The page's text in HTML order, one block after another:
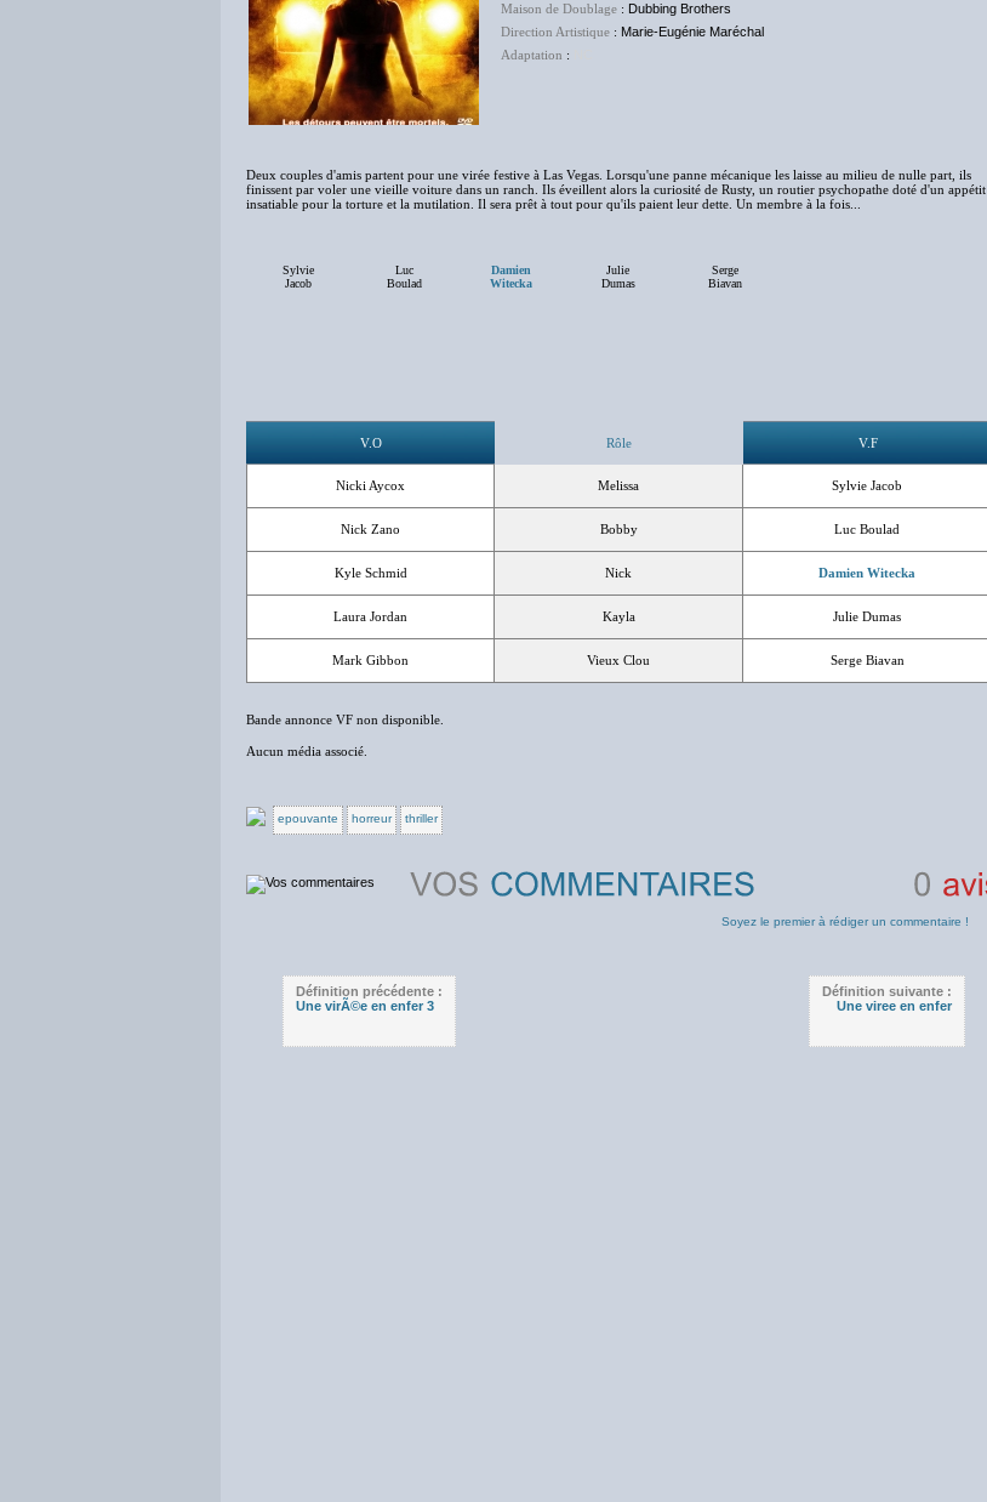
Maison de Doublage : Dubbing Brothers
Direction Artistique : Marie-Eugénie Maréchal
Adaptation :
Deux couples d'amis partent pour une virée festive à Las Vegas. Lorsqu'une panne mécanique les laisse au milieu de nulle part, ils
finissent par voler une vieille voiture dans un ranch. Ils éveillent alors la curiosité de Rusty, un routier psychopathe doté d'un appétit
insatiable pour la torture et la mutilation. Il sera prêt à tout pour qu'ils paient leur dette. Un membre à la fois...
Sylvie
Jacob
Luc
Boulad
Damien
Witecka
Julie
Dumas
Serge
Biavan
V.O Rôle V.F
Nicki Aycox Melissa Sylvie Jacob
Nick Zano Bobby Luc Boulad
Kyle Schmid Nick Damien Witecka
Laura Jordan Kayla Julie Dumas
Mark Gibbon Vieux Clou Serge Biavan
Bande annonce VF non disponible.
Aucun média associé.
epouvante horreur thriller
Soyez le premier à rédiger un commentaire !
Définition précédente :
Une virÃ©e en enfer 3
Définition suivante :
Une viree en enfer